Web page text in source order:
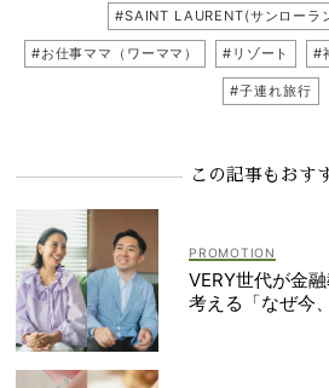
#SAINT LAURENT(サンローラ
#お仕事ママ（ワーママ） #リゾート #
#子連れ旅行
この記事もおす
VERY世代が金
考える「なぜ今